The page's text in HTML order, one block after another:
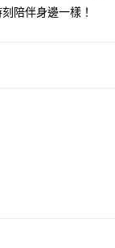
含以上)免運費
含以上)免運費
陪伴身邊一樣！